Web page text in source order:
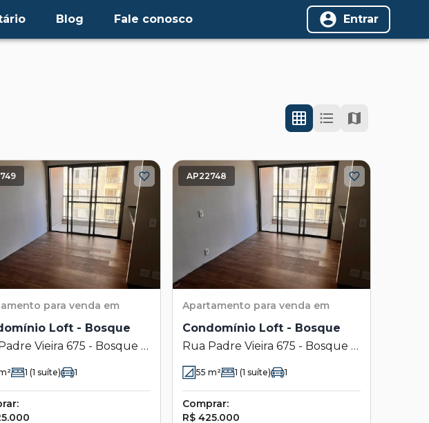
Blog Fale conosco Entrar
para venda em
Loft - Bosque
Vieira 675 - Bosque -
- SP
1 (1 suíte) 1
AP22748
Apartamento para venda em
Condomínio Loft - Bosque
Rua Padre Vieira 675 - Bosque -
Campinas - SP
55 m² 1 (1 suíte) 1
Comprar:
R$ 425.000